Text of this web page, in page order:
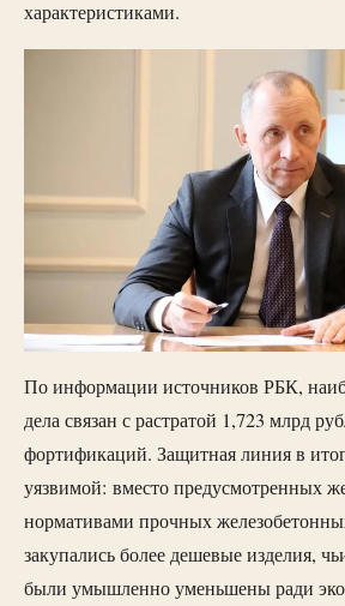
характеристиками.
По информации источников РБК,
дела связан с растратой 1,723 млрд
фортификаций. Защитная линия в
уязвимой: вместо предусмотренных
нормативами прочных
закупались более дешевые изделия,
были умышленно уменьшены ради